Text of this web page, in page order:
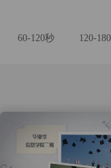
60-120秒 120-